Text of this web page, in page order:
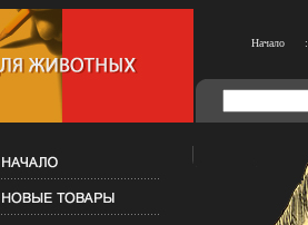
Начало